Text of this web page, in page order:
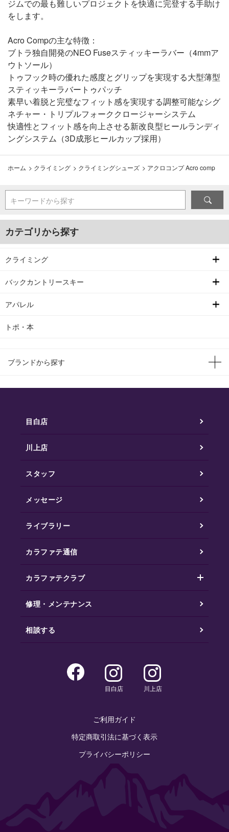
ジムでの最も難しいプロジェクトを快適に完登する手助け
をします。
Acro Compの主な特徴：
ブトラ独自開発のNEO Fuseスティッキーラバー（4mmア
ウトソール）
トゥフック時の優れた感度とグリップを実現する大型薄型
スティッキーラバートゥパッチ
素早い着脱と完璧なフィット感を実現する調整可能なシグ
ネチャー・トリプルフォーククロージャーシステム
快適性とフィット感を向上させる新改良型ヒールランディ
ングシステム（3D成形ヒールカップ採用）
ホーム > クライミング > クライミングシューズ > アクロコンプ Acro comp
キーワードから探す
カテゴリから探す
クライミング
バックカントリースキー
アパレル
トポ・本
ブランドから探す
目白店
川上店
スタッフ
メッセージ
ライブラリー
カラファテ通信
カラファテクラブ
修理・メンテナンス
相談する
目白店 川上店
ご利用ガイド
特定商取引法に基づく表示
プライバシーポリシー